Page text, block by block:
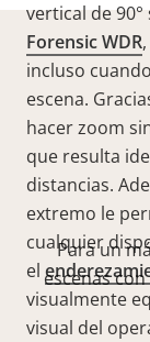
vertical de
Forensic WDR
incluso
escena.
hacer zoom
que resulta
distancias.
extremo le
cualquier
el
visualmente
visual del
Para un
escenas